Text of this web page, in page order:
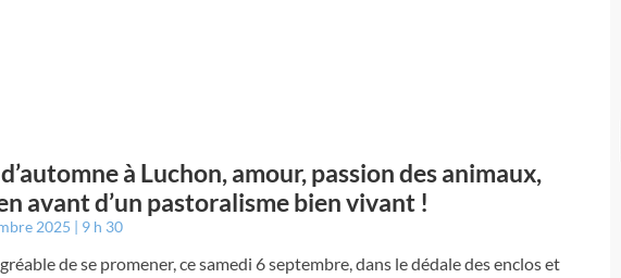
à Luchon, amour, passion des animaux,
avant d’un pastoralisme bien vivant !
2025 9 h 30
de se promener, ce samedi 6 septembre, dans le dédale des enclos et